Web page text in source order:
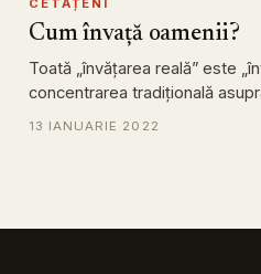
Cum învață oamenii?
Toată „învățarea reală” este
concentrarea tradițională
13 IANUARIE 2022